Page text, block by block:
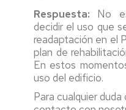
Respuesta: No
decidir el uso que
readaptación en el
plan de
En estos
uso del edificio.
Para cualquier